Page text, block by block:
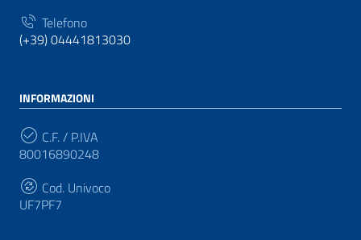
Telefono
(+39) 04441813030
INFORMAZIONI
C.F. / P.IVA
80016890248
Cod. Univoco
UF7PF7